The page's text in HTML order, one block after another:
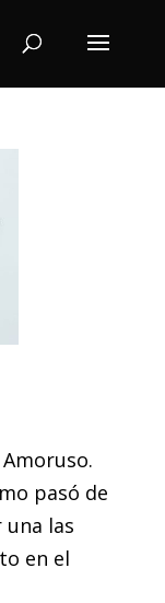
pasó de
las
en el